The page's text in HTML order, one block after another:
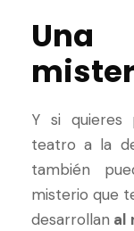
Y si
teatro a la
también
misterio que
desarrollan al